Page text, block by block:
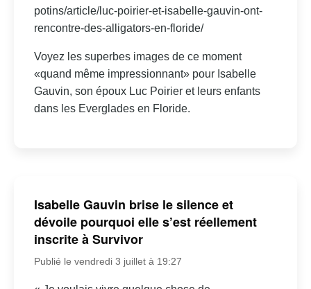
potins/article/luc-poirier-et-isabelle-gauvin-ont-
rencontre-des-alligators-en-floride/
Voyez les superbes images de ce moment
«quand même impressionnant» pour Isabelle
Gauvin, son époux Luc Poirier et leurs enfants
dans les Everglades en Floride.
Isabelle Gauvin brise le silence et
dévoile pourquoi elle s’est réellement
inscrite à Survivor
Publié le vendredi 3 juillet à 19:27